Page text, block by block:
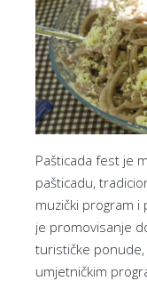
Pašticada fest je
pašticadu,
muzički program i
je promovisanje
turističke
umjetničkim